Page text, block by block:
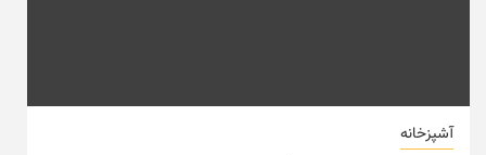
آشپزخانه